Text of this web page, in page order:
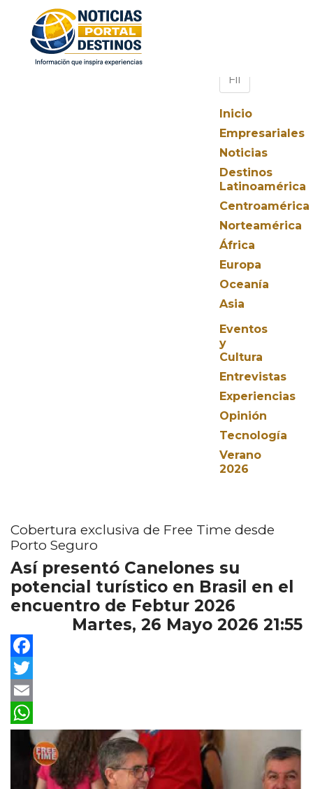
Inicio
Empresariales
Noticias
Destinos
Latinoamérica
Centroamérica
Norteamérica
África
Europa
Oceanía
Asia
Eventos
y
Cultura
Entrevistas
Experiencias
Opinión
Tecnología
Verano
2026
Cobertura exclusiva de Free Time desde
Porto Seguro
Así presentó Canelones su
potencial turístico en Brasil en el
encuentro de Febtur 2026
Martes, 26 Mayo 2026 21:55
Facebook
Twitter
Email
WhatsApp